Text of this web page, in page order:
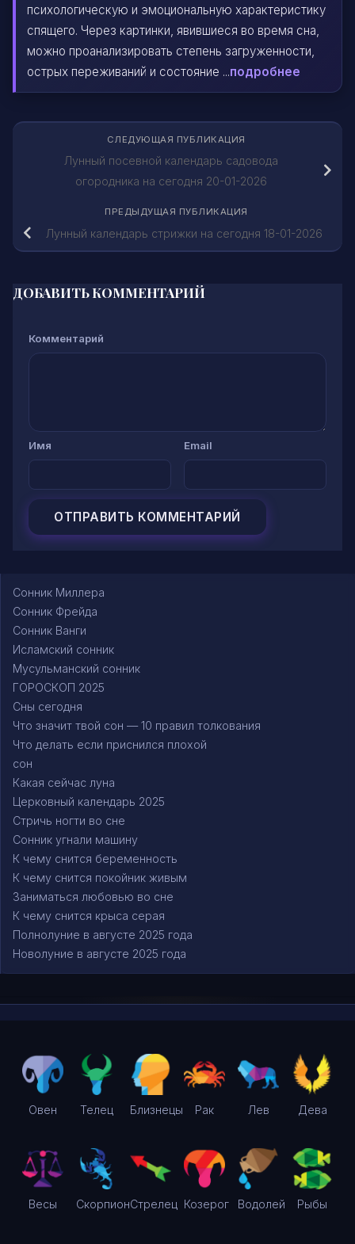
психологическую и эмоциональную характеристику
спящего. Через картинки, явившиеся во время сна,
можно проанализировать степень загруженности,
острых переживаний и состояние ...подробнее
СЛЕДУЮЩАЯ ПУБЛИКАЦИЯ
Лунный посевной календарь садовода
огородника на сегодня 20-01-2026
ПРЕДЫДУЩАЯ ПУБЛИКАЦИЯ
Лунный календарь стрижки на сегодня 18-01-2026
ДОБАВИТЬ КОММЕНТАРИЙ
Комментарий
Имя Email
Сонник Миллера
Сонник Фрейда
Сонник Ванги
Исламский сонник
Мусульманский сонник
ГОРОСКОП 2025
Сны сегодня
Что значит твой сон — 10 правил толкования
Что делать если приснился плохой
сон
Какая сейчас луна
Церковный календарь 2025
Стричь ногти во сне
Сонник угнали машину
К чему снится беременность
К чему снится покойник живым
Заниматься любовью во сне
К чему снится крыса серая
Полнолуние в августе 2025 года
Новолуние в августе 2025 года
Овен Телец Близнецы Рак Лев Дева
Весы СкорпионСтрелец Козерог Водолей Рыбы